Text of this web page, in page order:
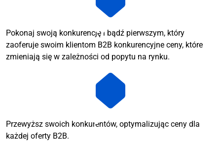
Pokonaj swoją konkurencję i bądź pierwszym, który
zaoferuje swoim klientom B2B konkurencyjne ceny, które
zmieniają się w zależności od popytu na rynku.
Przewyższ swoich konkurentów, optymalizując ceny dla
każdej oferty B2B.